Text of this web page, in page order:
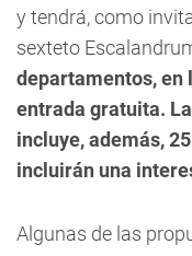
y tendrá, como
sexteto
departamentos, en
entrada gratuita.
incluye, además,
incluirán una
Algunas de las